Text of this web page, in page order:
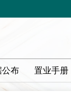
公布 置业手册